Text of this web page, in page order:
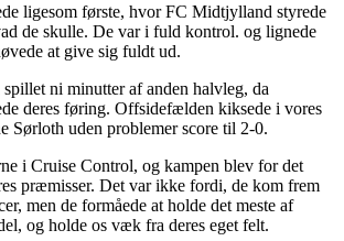
ligesom første, hvor FC Midtjylland styrede
de skulle. De var i fuld kontrol. og lignede
at give sig fuldt ud.
ni minutter af anden halvleg, da
deres føring. Offsidefælden kiksede i vores
Sørloth uden problemer score til 2-0.
i Cruise Control, og kampen blev for det
præmisser. Det var ikke fordi, de kom frem
men de formåede at holde det meste af
og holde os væk fra deres eget felt.